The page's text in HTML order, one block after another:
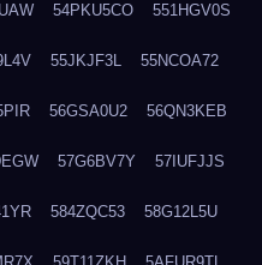
54PKU5CO 551HGV0S
55JKJF3L 55NCOA72
56GSA0U2 56QN3KEB
57G6BV7Y 57IUFJJS
584ZQC53 58G12L5U